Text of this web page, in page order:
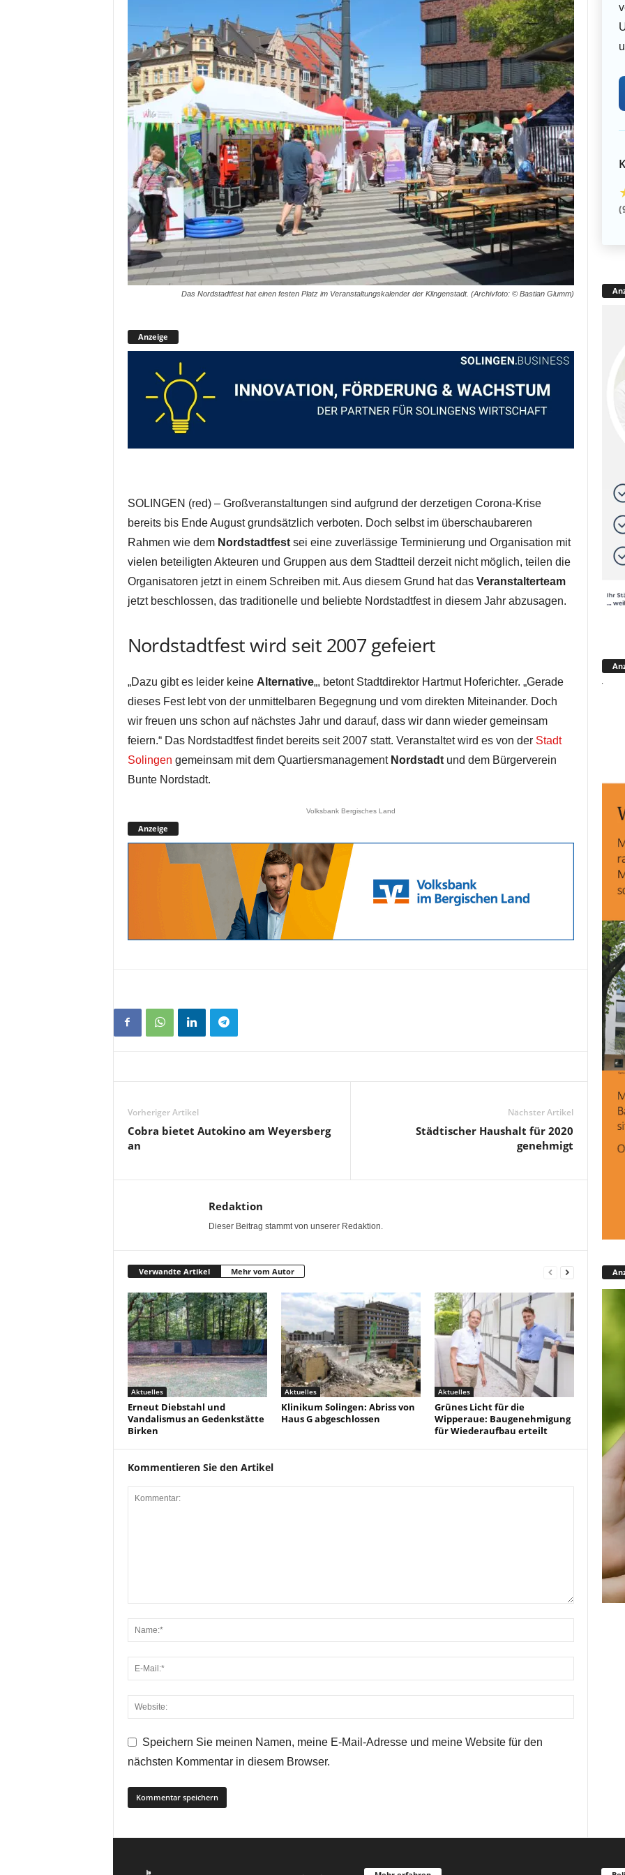
Das Nordstadtfest hat einen festen Platz im Veranstaltungskalender der Klingenstadt. (Archivfoto: © Bastian Glumm)
Anzeige
SOLINGEN (red) – Großveranstaltungen sind aufgrund der derzetigen Corona-Krise
bereits bis Ende August grundsätzlich verboten. Doch selbst im überschaubareren
Rahmen wie dem Nordstadtfestsei eine zuverlässige Terminierung und Organisation mit
vielen beteiligten Akteuren und Gruppen aus dem Stadtteil derzeit nicht möglich, teilen die
Organisatoren jetzt in einem Schreiben mit. Aus diesem Grund hat das Veranstalterteam
jetzt beschlossen, das traditionelle und beliebte Nordstadtfest in diesem Jahr abzusagen.
Nordstadtfest wird seit 2007 gefeiert
„Dazu gibt es leider keine Alternative„, betont Stadtdirektor Hartmut Hoferichter. „Gerade
dieses Fest lebt von der unmittelbaren Begegnung und vom direkten Miteinander. Doch
wir freuen uns schon auf nächstes Jahr und darauf, dass wir dann wieder gemeinsam
feiern.“ Das Nordstadtfest findet bereits seit 2007 statt. Veranstaltet wird es von der Stadt
Solingen gemeinsam mit dem Quartiersmanagement Nordstadtund dem Bürgerverein
Bunte Nordstadt.
Volksbank Bergisches Land
Anzeige
Vorheriger Artikel
Cobra bietet Autokino am Weyersberg
an
Nächster Artikel
Städtischer Haushalt für 2020
genehmigt
Redaktion
Dieser Beitrag stammt von unserer Redaktion.
Verwandte Artikel Mehr vom Autor
Aktuelles
Erneut Diebstahl und
Vandalismus an Gedenkstätte
Birken
Aktuelles
Klinikum Solingen: Abriss von
Haus G abgeschlossen
Aktuelles
Grünes Licht für die
Wipperaue: Baugenehmigung
für Wiederaufbau erteilt
Kommentieren Sie den Artikel
Speichern Sie meinen Namen, meine E-Mail-Adresse und meine Website für den
nächsten Kommentar in diesem Browser.